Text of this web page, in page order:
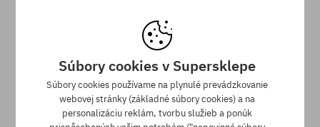
Záruka najnižšej ceny
Máme najlepšie ceny, ale keď náhodou nájdeš ten istý produkt v
Súbory cookies v Supersklepe
Súbory cookies používame na plynulé prevádzkovanie
webovej stránky (základné súbory cookies) a na
personalizáciu reklám, tvorbu služieb a ponúk